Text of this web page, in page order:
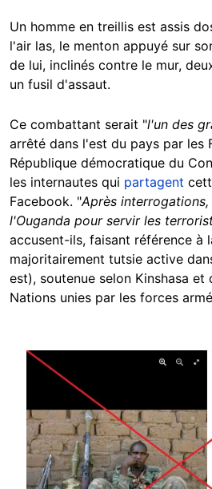
Un homme en treillis est assis
l'air las, le menton appuyé sur
de lui, inclinés contre le mur,
un fusil d'assaut.
Ce combattant serait "l'un des
arrêté dans l'est du pays par les
République démocratique du
les internautes qui partagent
Facebook. "Après
l'Ouganda pour servir les
accusent-ils, faisant référence à
majoritairement tutsie active
est), soutenue selon Kinshasa et
Nations unies par les forces
Image